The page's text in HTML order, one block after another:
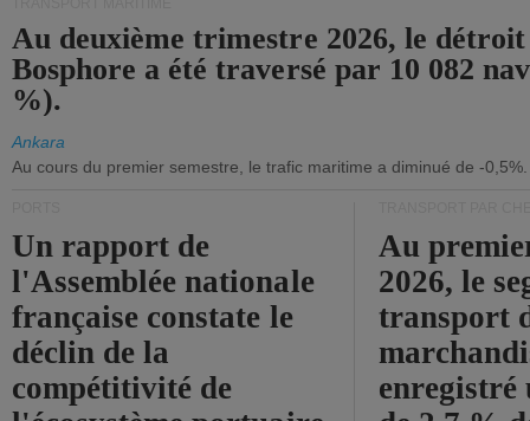
Au deuxième trimestre 2026, le
Bosphore a été traversé par 10 082
%).
Ankara
Au cours du premier semestre, le trafic maritime a diminué de -0,5%.
Un rapport de
l'Assemblée nationale
française constate le
déclin de la
compétitivité de
Au
2026, le
transport
enregistré